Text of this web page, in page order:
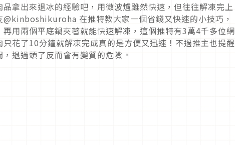
拿出來退冰的經驗吧，用微波爐雖然快速，但往往解凍完上
在推特教大家一個省錢又快速的小技巧，
用兩個平底鍋夾著就能快速解凍，這個推特有3萬4千多位網
花了10分鐘就解凍完成真的是方便又迅速！不過推主也提醒
退過頭了反而會有變質的危險。